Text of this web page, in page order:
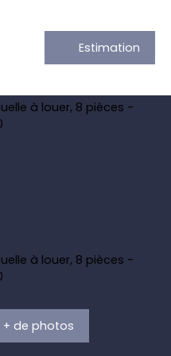
Estimation
+ de photos